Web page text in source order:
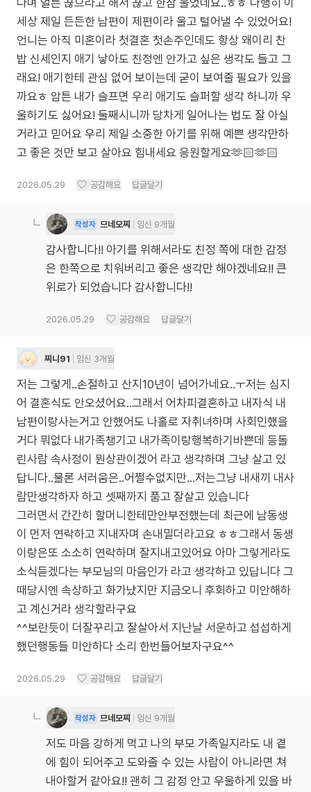
다며 얼른 끊으라고 해서 끊고 한참 울었네요..ㅎㅎ 다행히 이
세상 제일 든든한 남편이 제편이라 울고 털어낼 수 있었어요!
언니는 아직 미혼이라 첫결혼 첫손주인데도 항상 왜이리 찬
밥 신세인지 애기 낳아도 친정엔 안가고 싶은 생각도 들고 그
래요! 애기한테 관심 없어 보이는데 굳이 보여줄 필요가 있을
까요ㅎ 암튼 내가 슬프면 우리 애기도 슬퍼할 생각 하니까 우
울하기도 싫어요! 둘째시니까 당차게 일어나는 법도 잘 아실
거라고 믿어요 우리 제일 소중한 아기를 위해 예쁜 생각만하
고 좋은 것만 보고 살아요 힘내세요 응원할게요🫶🏻🫶🏻
2026.05.29 공감해요 답글달기
작성자 므네모찌 임신 9개월
감사합니다!! 아기를 위해서라도 친정 쪽에 대한 감정
은 한쪽으로 치워버리고 좋은 생각만 해야겠네요!! 큰
위로가 되었습니다 감사합니다!!
2026.05.29 공감해요 답글달기
찌니91 임신 3개월
저는 그렇게..손절하고 산지10년이 넘어가네요..ㅜ저는 심지
어 결혼식도 안오셨어요..그래서 어차피결혼하고 내자식 내
남편이랑사는거고 안했어도 나홀로 자취녀하며 사회인했을
거다 뭐없다 내가족챙기고 내가족이랑행복하기바쁜데 등돌
린사람 속사정이 뭔상관이겠어 라고 생각하며 그냥 살고 있
답니다..물론 서러움은..어쩔수없지만...저는그냥 내새끼 내사
람만생각하자 하고 셋째까지 품고 잘살고 있습니다
그러면서 간간히 할머니한테만안부전했는데 최근에 남동생
이 먼저 연락하고 지내자며 손내밀더라고요 ㅎㅎ그래서 동생
이랑은또 소소히 연락하며 잘지내고있어요 아마 그렇게라도
소식듣겠다는 부모님의 마음인가 라고 생각하고 있답니다 그
때당시엔 속상하고 화가났지만 지금오니 후회하고 미안해하
고 계신거라 생각할라구요
^^보란듯이 더잘꾸리고 잘살아서 지난날 서운하고 섭섭하게
했던행동들 미안하다 소리 한번들어보자구요^^
2026.05.29 공감해요 답글달기
작성자 므네모찌 임신 9개월
저도 마음 강하게 먹고 나의 부모 가족일지라도 내 곁
에 힘이 되어주고 도와줄 수 있는 사람이 아니라면 쳐
내야할거 같아요!! 괜히 그 감정 안고 우울하게 있을 바